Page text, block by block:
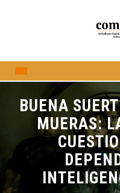
BUENA
MUERAS: